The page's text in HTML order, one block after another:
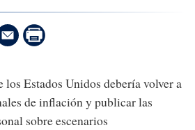
los Estados Unidos debería volver a
de inflación y publicar las
sobre escenarios